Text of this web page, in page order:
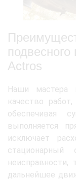
Actros
Наши мастера
качество
обеспечивая
выполняется
исключает
неисправности,
дальнейшее